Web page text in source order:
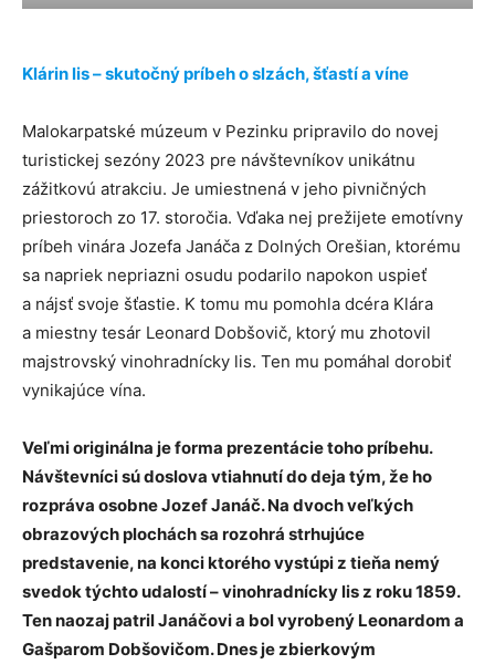
Klárin lis – skutočný príbeh o slzách, šťastí a víne
Malokarpatské múzeum v Pezinku pripravilo do novej
turistickej sezóny 2023 pre návštevníkov unikátnu
zážitkovú atrakciu. Je umiestnená v jeho pivničných
priestoroch zo 17. storočia. Vďaka nej prežijete emotívny
príbeh vinára Jozefa Janáča z Dolných Orešian, ktorému
sa napriek nepriazni osudu podarilo napokon uspieť
a nájsť svoje šťastie. K tomu mu pomohla dcéra Klára
a miestny tesár Leonard Dobšovič, ktorý mu zhotovil
majstrovský vinohradnícky lis. Ten mu pomáhal dorobiť
vynikajúce vína.
Veľmi originálna je forma prezentácie toho príbehu.
Návštevníci sú doslova vtiahnutí do deja tým, že ho
rozpráva osobne Jozef Janáč. Na dvoch veľkých
obrazových plochách sa rozohrá strhujúce
predstavenie, na konci ktorého vystúpi z tieňa nemý
svedok týchto udalostí – vinohradnícky lis z roku 1859.
Ten naozaj patril Janáčovi a bol vyrobený Leonardom a
Gašparom Dobšovičom. Dnes je zbierkovým